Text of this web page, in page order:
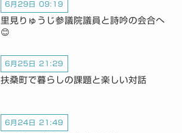
6月29日 09:19
里見りゅうじ参議院議員と詩吟の会合へ
😊
6月25日 21:29
扶桑町で暮らしの課題と楽しい対話
6月24日 21:49